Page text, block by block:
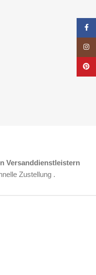
Versanddienstleistern
Zustellung .